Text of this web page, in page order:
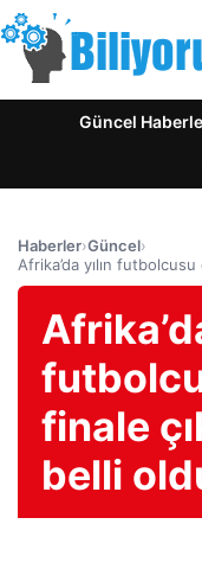
Güncel
Haberler›Güncel›
Afrika’da yılın
finale
belli